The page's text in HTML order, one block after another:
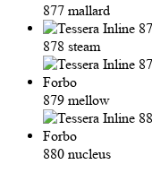
877 mallard
878 steam
879 mellow
880 nucleus